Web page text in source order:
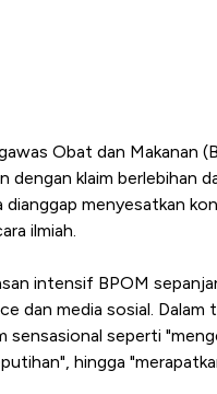
Obat dan Makanan
dengan klaim berlebihan
menyesatkan
ilmiah.
intensif BPOM
dan media sosial.
sensasional seperti
hingga